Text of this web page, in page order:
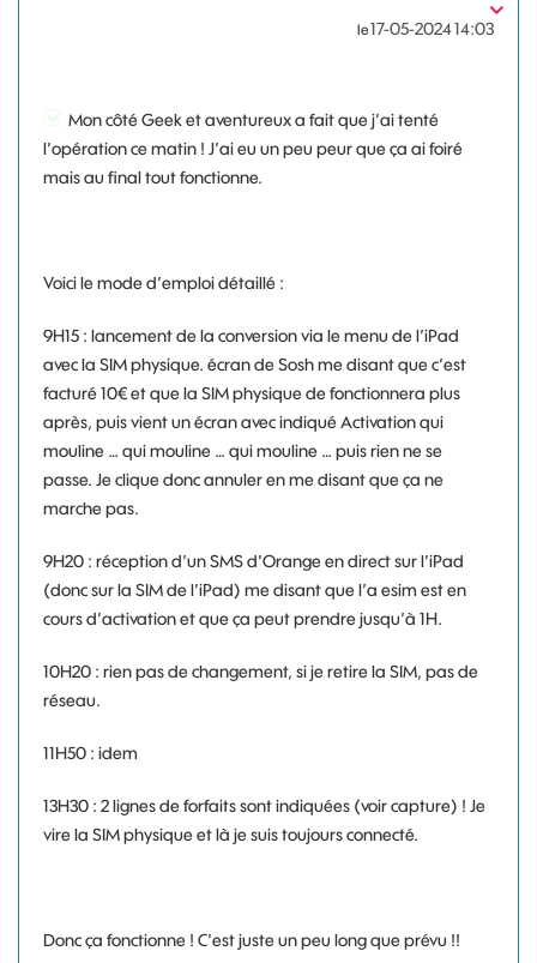
le‎17-05-202414:03
Mon côté Geek et aventureux a fait que j’ai tenté
l’opération ce matin ! J’ai eu un peu peur que ça ai foiré
mais au final tout fonctionne.
Voici le mode d’emploi détaillé :
9H15 : lancement de la conversion via le menu de l’iPad
avec la SIM physique. écran de Sosh me disant que c’est
facturé 10€ et que la SIM physique de fonctionnera plus
après, puis vient un écran avec indiqué Activation qui
mouline … qui mouline … qui mouline … puis rien ne se
passe. Je clique donc annuler en me disant que ça ne
marche pas.
9H20 : réception d’un SMS d’Orange en direct sur l’iPad
(donc sur la SIM de l’iPad) me disant que l’a esim est en
cours d’activation et que ça peut prendre jusqu’à 1H.
10H20 : rien pas de changement, si je retire la SIM, pas de
réseau.
11H50 : idem
13H30 : 2 lignes de forfaits sont indiquées (voir capture) ! Je
vire la SIM physique et là je suis toujours connecté.
Donc ça fonctionne ! C’est juste un peu long que prévu !!